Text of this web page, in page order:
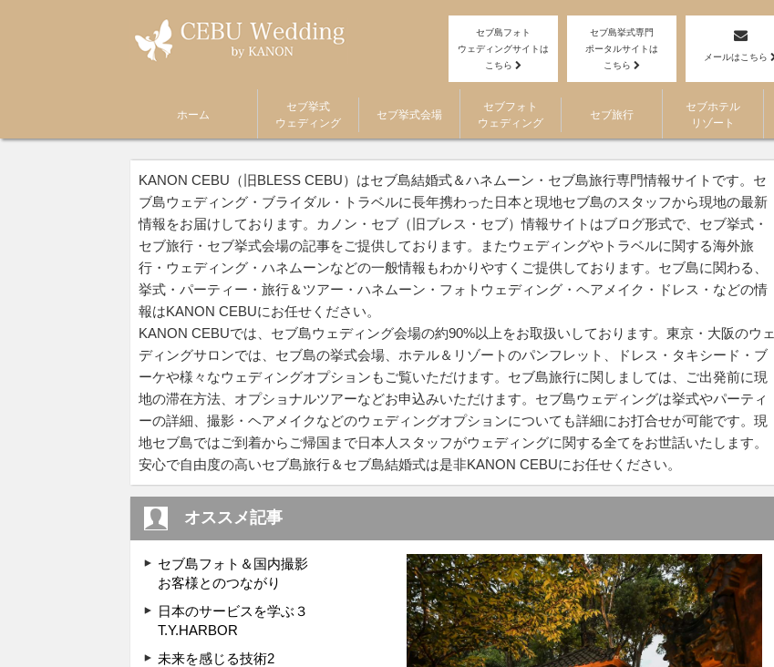
ホーム
セブ挙式
ウェディング
セブ挙式会場
セブフォト
ウェディング
セブ旅行
セブホテル
リゾート
セブ島フォト
ウェディングサイトは
こちら
セブ島挙式専門
ポータルサイトは
こちら
メールはこちら
KANON CEBU（旧BLESS CEBU）はセブ島結婚式＆ハネムーン・セブ島旅行専門情報サイトです。セ
ブ島ウェディング・ブライダル・トラベルに長年携わった日本と現地セブ島のスタッフから現地の最新
情報をお届けしております。カノン・セブ（旧ブレス・セブ）情報サイトはブログ形式で、セブ挙式・
セブ旅行・セブ挙式会場の記事をご提供しております。またウェディングやトラベルに関する海外旅
行・ウェディング・ハネムーンなどの一般情報もわかりやすくご提供しております。セブ島に関わる、
挙式・パーティー・旅行＆ツアー・ハネムーン・フォトウェディング・ヘアメイク・ドレス・などの情
報はKANON CEBUにお任せください。
KANON CEBUでは、セブ島ウェディング会場の約90%以上をお取扱いしております。東京・大阪のウェ
ディングサロンでは、セブ島の挙式会場、ホテル＆リゾートのパンフレット、ドレス・タキシード・ブ
ーケや様々なウェディングオプションもご覧いただけます。セブ島旅行に関しましては、ご出発前に現
地の滞在方法、オプショナルツアーなどお申込みいただけます。セブ島ウェディングは挙式やパーティ
ーの詳細、撮影・ヘアメイクなどのウェディングオプションについても詳細にお打合せが可能です。現
地セブ島ではご到着からご帰国まで日本人スタッフがウェディングに関する全てをお世話いたします。
安心で自由度の高いセブ島旅行＆セブ島結婚式は是非KANON CEBUにお任せください。
オススメ記事
セブ島フォト＆国内撮影
お客様とのつながり
日本のサービスを学ぶ３
T.Y.HARBOR
未来を感じる技術2